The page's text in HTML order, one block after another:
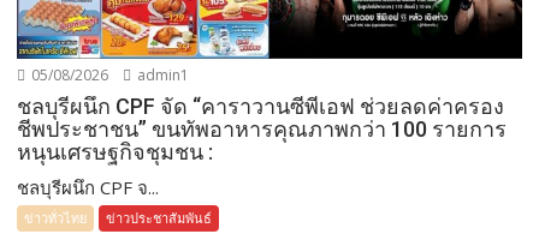
05/08/2026 admin1
ชลบุรีผนึก CPF จัด “คาราวานซีพีเอฟ ช่วยลดค่าครอง
ชีพประชาชน” ขนทัพอาหารคุณภาพกว่า 100 รายการ
หนุนเศรษฐกิจชุมชน :
ชลบุรีผนึก CPF จ...
ข่าวทั่วไทย ข่าวประชาสัมพันธ์